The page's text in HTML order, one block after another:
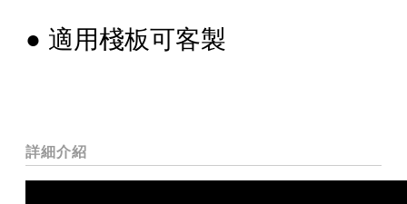
● 適用棧板可客製